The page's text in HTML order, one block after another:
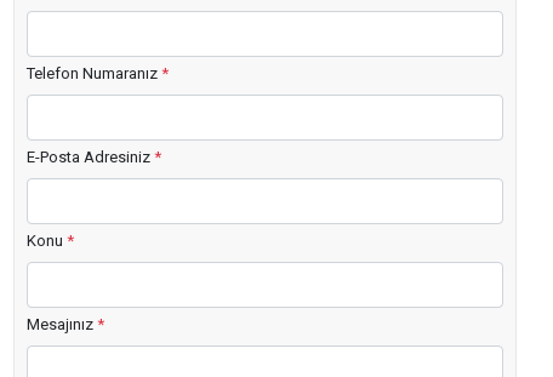
Telefon Numaranız*
E-Posta Adresiniz*
Konu*
Mesajınız*